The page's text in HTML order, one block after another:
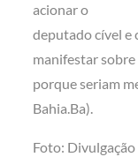
acionar o
deputado cível e
manifestar sobre
porque seriam
Bahia.Ba).
Foto: Divulgação